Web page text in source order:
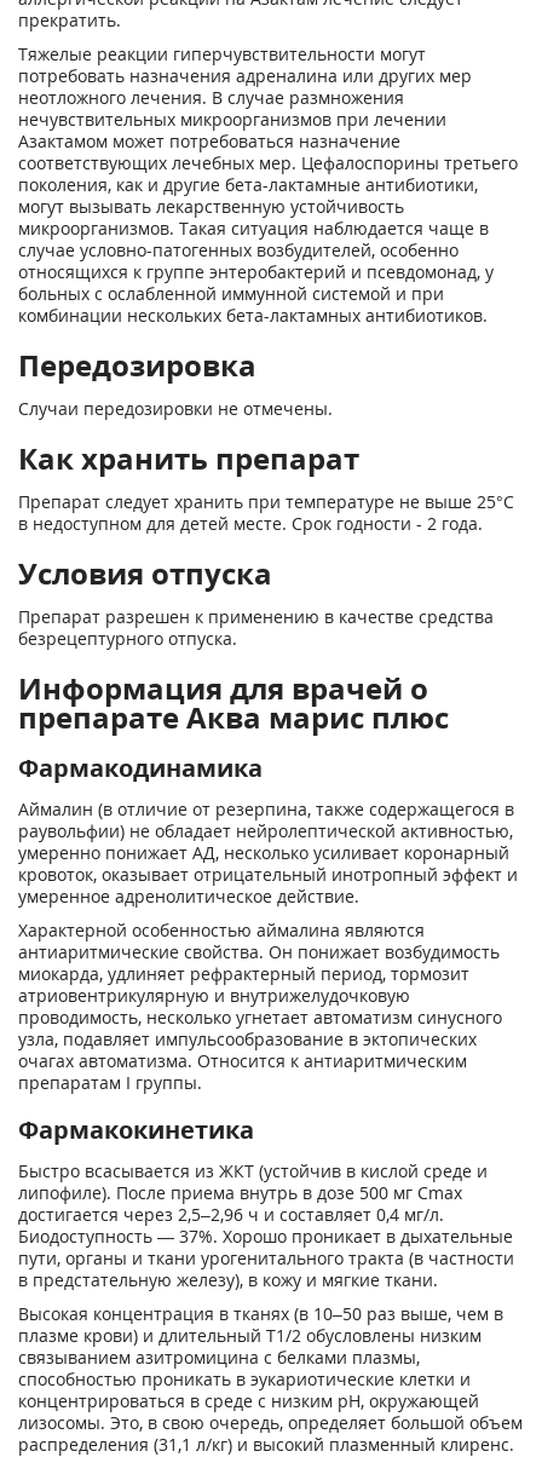
прекратить.
Тяжелые реакции гиперчувствительности могут
потребовать назначения адреналина или других мер
неотложного лечения. В случае размножения
нечувствительных микроорганизмов при лечении
Азактамом может потребоваться назначение
соответствующих лечебных мер. Цефалоспорины третьего
поколения, как и другие бета-лактамные антибиотики,
могут вызывать лекарственную устойчивость
микроорганизмов. Такая ситуация наблюдается чаще в
случае условно-патогенных возбудителей, особенно
относящихся к группе энтеробактерий и псевдомонад, у
больных с ослабленной иммунной системой и при
комбинации нескольких бета-лактамных антибиотиков.
Передозировка
Случаи передозировки не отмечены.
Как хранить препарат
Препарат следует хранить при температуре не выше 25°С
в недоступном для детей месте. Срок годности - 2 года.
Условия отпуска
Препарат разрешен к применению в качестве средства
безрецептурного отпуска.
Информация для врачей о
препарате Аква марис плюс
Фармакодинамика
Аймалин (в отличие от резерпина, также содержащегося в
раувольфии) не обладает нейролептической активностью,
умеренно понижает АД, несколько усиливает коронарный
кровоток, оказывает отрицательный инотропный эффект и
умеренное адренолитическое действие.
Характерной особенностью аймалина являются
антиаритмические свойства. Он понижает возбудимость
миокарда, удлиняет рефрактерный период, тормозит
атриовентрикулярную и внутрижелудочковую
проводимость, несколько угнетает автоматизм синусного
узла, подавляет импульсообразование в эктопических
очагах автоматизма. Относится к антиаритмическим
препаратам I группы.
Фармакокинетика
Быстро всасывается из ЖКТ (устойчив в кислой среде и
липофиле). После приема внутрь в дозе 500 мг Cmax
достигается через 2,5–2,96 ч и составляет 0,4 мг/л.
Биодоступность — 37%. Хорошо проникает в дыхательные
пути, органы и ткани урогенитального тракта (в частности
в предстательную железу), в кожу и мягкие ткани.
Высокая концентрация в тканях (в 10–50 раз выше, чем в
плазме крови) и длительный T1/2 обусловлены низким
связыванием азитромицина с белками плазмы,
способностью проникать в эукариотические клетки и
концентрироваться в среде с низким pH, окружающей
лизосомы. Это, в свою очередь, определяет большой объем
распределения (31,1 л/кг) и высокий плазменный клиренс.